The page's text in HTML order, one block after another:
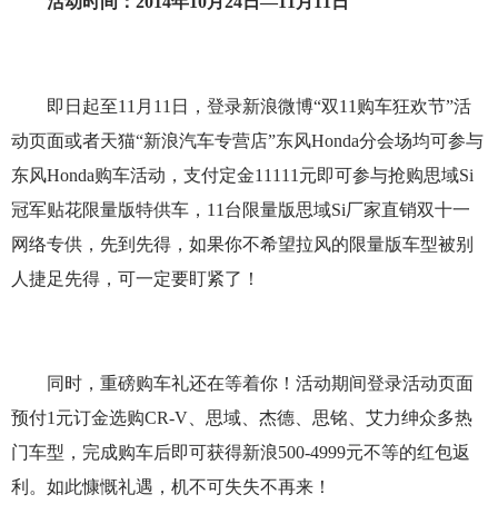
即日起至11月11日，登录新浪微博“双11购车狂欢节”活
动页面或者天猫“新浪汽车专营店”东风Honda分会场均可参与
东风Honda购车活动，支付定金11111元即可参与抢购思域Si
冠军贴花限量版特供车，11台限量版思域Si厂家直销双十一
网络专供，先到先得，如果你不希望拉风的限量版车型被别
人捷足先得，可一定要盯紧了！
同时，重磅购车礼还在等着你！活动期间登录活动页面
预付1元订金选购CR-V、思域、杰德、思铭、艾力绅众多热
门车型，完成购车后即可获得新浪500-4999元不等的红包返
利。如此慷慨礼遇，机不可失失不再来！